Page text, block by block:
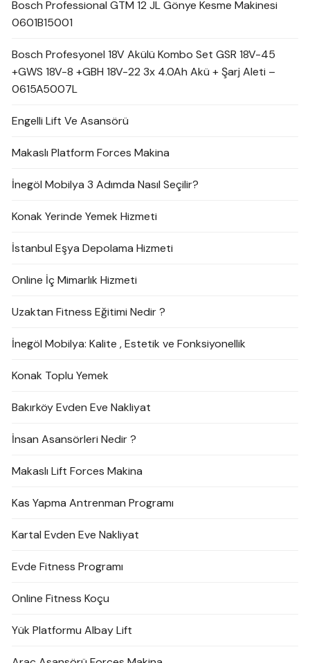
Bosch Professional GTM 12 JL Gönye Kesme Makinesi
0601B15001
Bosch Profesyonel 18V Akülü Kombo Set GSR 18V-45
+GWS 18V-8 +GBH 18V-22 3x 4.0Ah Akü + Şarj Aleti –
0615A5007L
Engelli Lift Ve Asansörü
Makaslı Platform Forces Makina
İnegöl Mobilya 3 Adımda Nasıl Seçilir?
Konak Yerinde Yemek Hizmeti
İstanbul Eşya Depolama Hizmeti
Online İç Mimarlık Hizmeti
Uzaktan Fitness Eğitimi Nedir ?
İnegöl Mobilya: Kalite , Estetik ve Fonksiyonellik
Konak Toplu Yemek
Bakırköy Evden Eve Nakliyat
İnsan Asansörleri Nedir ?
Makaslı Lift Forces Makina
Kas Yapma Antrenman Programı
Kartal Evden Eve Nakliyat
Evde Fitness Programı
Online Fitness Koçu
Yük Platformu Albay Lift